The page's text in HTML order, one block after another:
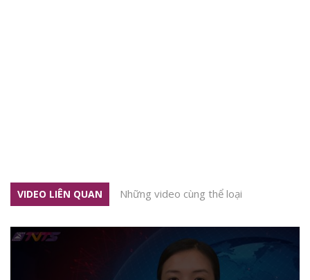
VIDEO LIÊN QUAN Những video cùng thể loại